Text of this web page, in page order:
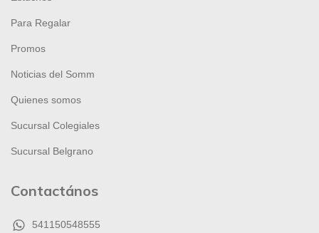
Para Regalar
Promos
Noticias del Somm
Quienes somos
Sucursal Colegiales
Sucursal Belgrano
Contactános
541150548555